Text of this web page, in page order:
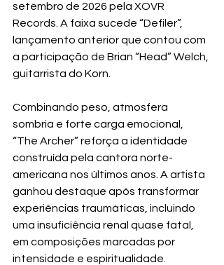
setembro de 2026 pela XOVR
Records. A faixa sucede “Defiler”,
lançamento anterior que contou com
a participação de Brian “Head” Welch,
guitarrista do Korn.
Combinando peso, atmosfera
sombria e forte carga emocional,
“The Archer” reforça a identidade
construída pela cantora norte-
americana nos últimos anos. A artista
ganhou destaque após transformar
experiências traumáticas, incluindo
uma insuficiência renal quase fatal,
em composições marcadas por
intensidade e espiritualidade.